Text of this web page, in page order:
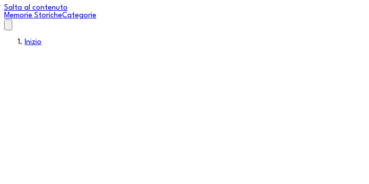
Salta al contenuto
Memorie StoricheCategorie
Inizio